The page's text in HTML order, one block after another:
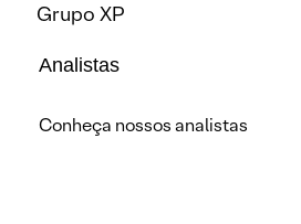
Grupo XP
Analistas
Conheça nossos analistas